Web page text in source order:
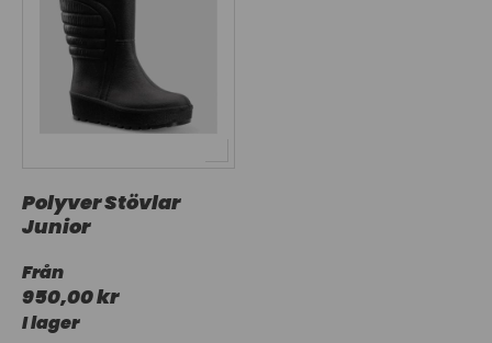
Polyver Stövlar
Junior
Från
950,00 kr
I lager